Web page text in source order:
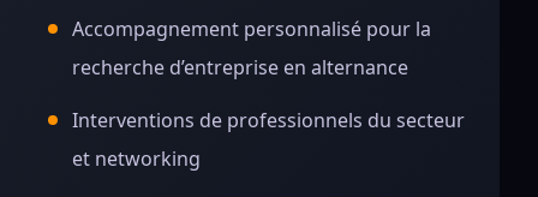
Accompagnement personnalisé pour la
recherche d’entreprise en alternance
Interventions de professionnels du secteur
et networking